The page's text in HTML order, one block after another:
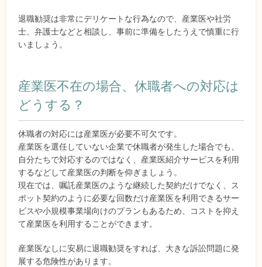
退職勧奨は非常にデリケートな行為なので、産業医や社労
士、弁護士などと相談し、事前に準備をしたうえで慎重に行
いましょう。
産業医不在の場合、休職者への対応は
どうする？
休職者の対応には産業医が必要不可欠です。
産業医を選任していない企業で休職者が発生した場合でも、
自分たちで対応するのではなく、産業医紹介サービスを利用
するなどして産業医の判断を仰ぎましょう。
現在では、嘱託産業医のような継続した契約だけでなく、ス
ポット契約のように必要な回数だけ産業医を利用できるサー
ビスや小規模事業場向けのプランもあるため、コストを抑え
て産業医を利用することができます。
産業医なしに安易に退職勧奨をすれば、大きな訴訟問題に発
展する危険性があります。